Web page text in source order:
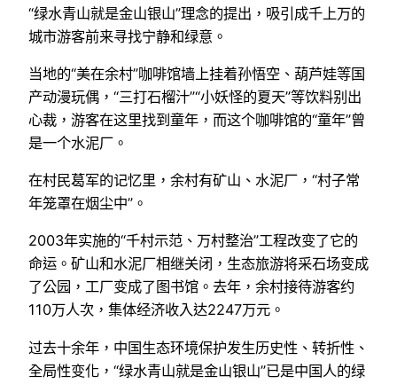
“绿水青山就是金山银山”理念的提出，吸引成千上万的
城市游客前来寻找宁静和绿意。
当地的“美在余村”咖啡馆墙上挂着孙悟空、葫芦娃等国
产动漫玩偶，“三打石榴汁”“小妖怪的夏天”等饮料别出
心裁，游客在这里找到童年，而这个咖啡馆的“童年”曾
是一个水泥厂。
在村民葛军的记忆里，余村有矿山、水泥厂，“村子常
年笼罩在烟尘中”。
2003年实施的“千村示范、万村整治”工程改变了它的
命运。矿山和水泥厂相继关闭，生态旅游将采石场变成
了公园，工厂变成了图书馆。去年，余村接待游客约
110万人次，集体经济收入达2247万元。
过去十余年，中国生态环境保护发生历史性、转折性、
全局性变化，“绿水青山就是金山银山”已是中国人的绿